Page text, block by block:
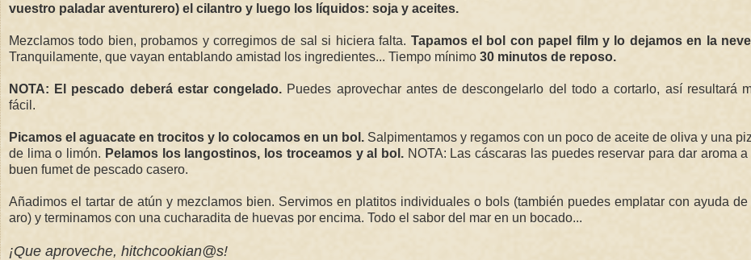
vuestro paladar aventurero) el cilantro y luego los líquidos: soja y aceites.
Mezclamos todo bien, probamos y corregimos de sal si hiciera falta. Tapamos el bol con papel film y lo dejamos en la
Tranquilamente, que vayan entablando amistad los ingredientes... Tiempo mínimo 30 minutos de reposo.
NOTA: El pescado deberá estar congelado. Puedes aprovechar antes de descongelarlo del todo a cortarlo, así resultará
fácil.
Picamos el aguacate en trocitos y lo colocamos en un bol. Salpimentamos y regamos con un poco de aceite de oliva y una
de lima o limón. Pelamos los langostinos, los troceamos y al bol. NOTA: Las cáscaras las puedes reservar para dar aroma a
buen fumet de pescado casero.
Añadimos el tartar de atún y mezclamos bien. Servimos en platitos individuales o bols (también puedes emplatar con ayuda de
aro) y terminamos con una cucharadita de huevas por encima. Todo el sabor del mar en un bocado...
¡Que aproveche, hitchcookian@s!